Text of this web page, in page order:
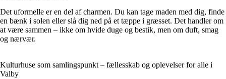
Det uformelle er en del af charmen. Du kan tage maden med dig, finde
en bænk i solen eller slå dig ned på et tæppe i græsset. Det handler om
at være sammen – ikke om hvide duge og bestik, men om duft, smag
og nærvær.
Kulturhuse som samlingspunkt – fællesskab og oplevelser for alle i
Valby